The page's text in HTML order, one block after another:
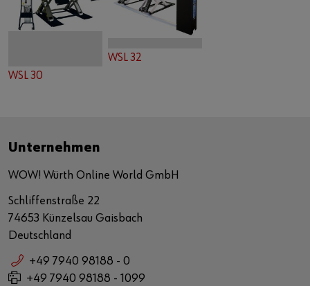
WSL 30
WSL 32
Unternehmen
WOW! Würth Online World GmbH
Schliffenstraße 22
74653 Künzelsau Gaisbach
Deutschland
+49 7940 98188 - 0
+49 7940 98188 - 1099